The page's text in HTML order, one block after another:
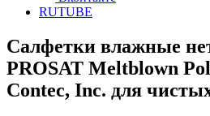
RUTUBE
Салфетки влажные
PROSAT Meltblown
Contec, Inc. для